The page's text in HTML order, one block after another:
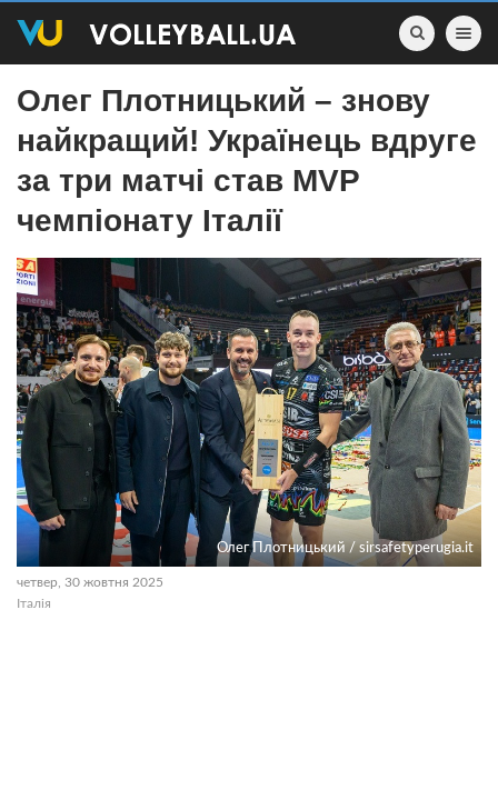
Toggle
Олег Плотницький – знову
найкращий! Українець вдруге
за три матчі став MVP
чемпіонату Італії
Олег Плотницький / sirsafetyperugia.it
четвер, 30 жовтня 2025
Італія